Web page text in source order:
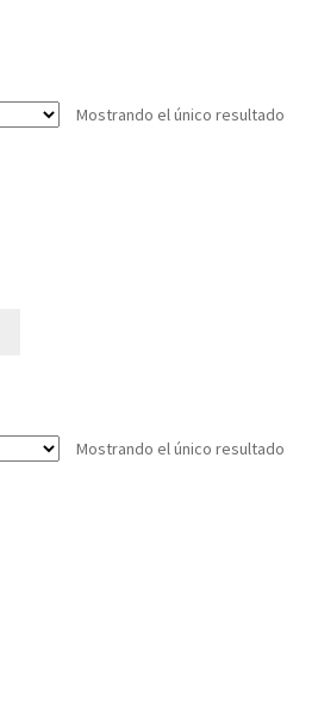
Mostrando el único resultado
Mostrando el único resultado